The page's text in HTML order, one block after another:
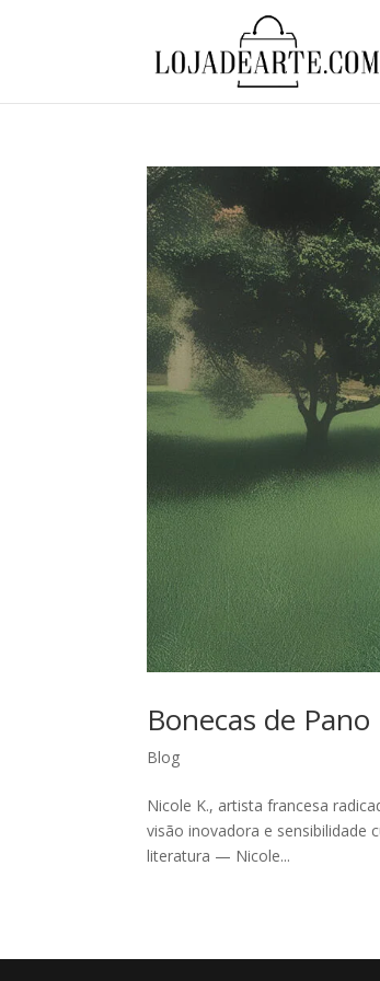
Bonecas de Pano
Blog
Nicole K., artista francesa
visão inovadora e sensibilidade
literatura — Nicole...